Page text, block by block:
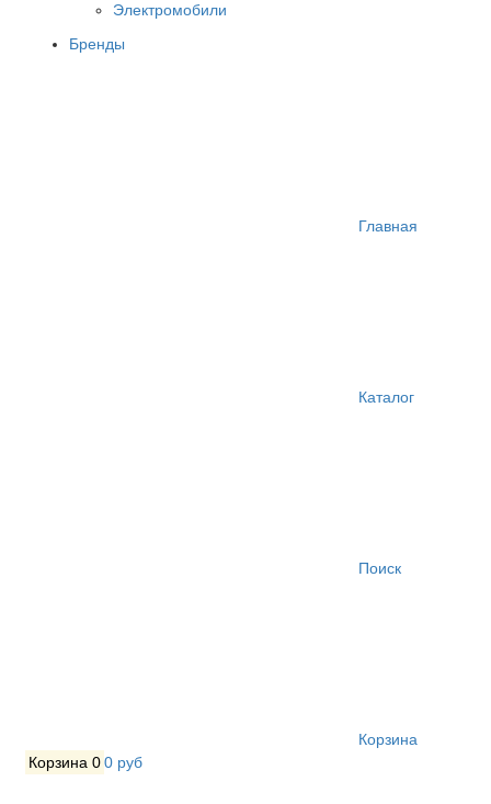
Электромобили
Бренды
Главная
Каталог
Поиск
Корзина
Корзина 00 руб